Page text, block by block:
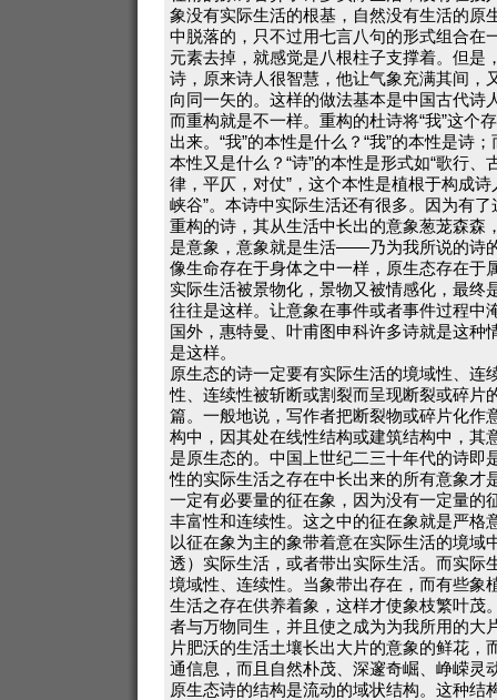
象没有实际生活的根基，自然没有生活的原
中脱落的，只不过用七言八句的形式组合在
元素去掉，就感觉是八根柱子支撑着。但是
诗，原来诗人很智慧，他让气象充满其间，
向同一矢的。这样的做法基本是中国古代诗
而重构就是不一样。重构的杜诗将“我”这个
出来。“我”的本性是什么？“我”的本性是诗
本性又是什么？“诗”的本性是形式如“歌行、
律，平仄，对仗”，这个本性是植根于构成
峡谷”。本诗中实际生活还有很多。因为有
重构的诗，其从生活中长出的意象葱茏森
是意象，意象就是生活——乃为我所说的诗
像生命存在于身体之中一样，原生态存在于
实际生活被景物化，景物又被情感化，最终
往往是这样。让意象在事件或者事件过程中
国外，惠特曼、叶甫图申科许多诗就是这种
是这样。
原生态的诗一定要有实际生活的境域性、连
性、连续性被斩断或割裂而呈现断裂或碎片
篇。一般地说，写作者把断裂物或碎片化作
构中，因其处在线性结构或建筑结构中，其
是原生态的。中国上世纪二三十年代的诗即
性的实际生活之存在中长出来的所有意象才
一定有必要量的征在象，因为没有一定量的
丰富性和连续性。这之中的征在象就是严格
以征在象为主的象带着意在实际生活的境域
透）实际生活，或者带出实际生活。而实际
境域性、连续性。当象带出存在，而有些象
生活之存在供养着象，这样才使象枝繁叶茂
者与万物同生，并且使之成为为我所用的大
片肥沃的生活土壤长出大片的意象的鲜花，
通信息，而且自然朴茂、深邃奇崛、峥嵘灵
原生态诗的结构是流动的域状结构。这种结